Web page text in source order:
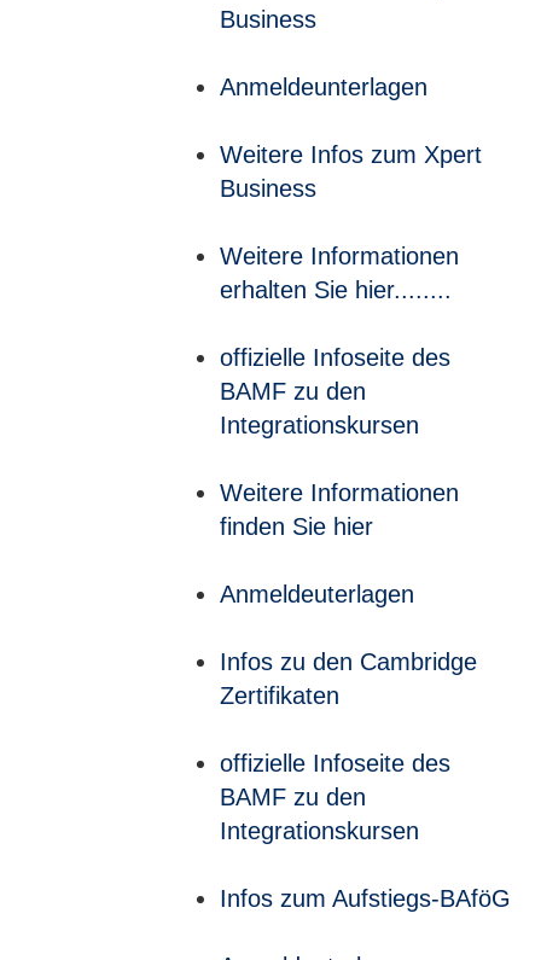
Business
Anmeldeunterlagen
Weitere Infos zum Xpert
Business
Weitere Informationen
erhalten Sie hier........
offizielle Infoseite des
BAMF zu den
Integrationskursen
Weitere Informationen
finden Sie hier
Anmeldeuterlagen
Infos zu den Cambridge
Zertifikaten
offizielle Infoseite des
BAMF zu den
Integrationskursen
Infos zum Aufstiegs-BAföG